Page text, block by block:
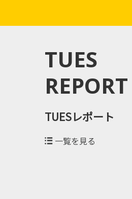
TUES
REPORT
TUESレポート
一覧を見る
2026-07-30